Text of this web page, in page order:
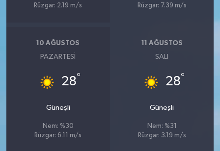
Rüzgar: 2.19 m/s
Rüzgar: 7.39 m/s
10 AĞUSTOS
PAZARTESI
28°
Güneşli
Nem: %30
Rüzgar: 6.11 m/s
11 AĞUSTOS
SALI
28°
Güneşli
Nem: %31
Rüzgar: 3.19 m/s